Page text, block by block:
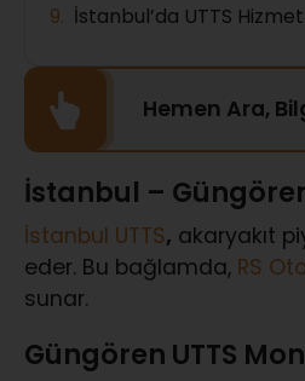
İstanbul’da UTTS
Hemen Ara,
İstanbul –
İstanbul UTTS, akaryakıt
eder. Bu bağlamda, RS
sunar.
Güngören UTTS